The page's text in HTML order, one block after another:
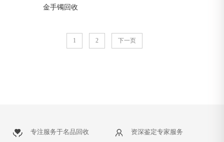
金手镯回收
1 2 下一页
专注服务于名品回收 资深鉴定专家服务